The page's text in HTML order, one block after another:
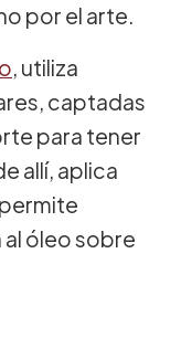
por el arte.
, utiliza
captadas
para tener
allí, aplica
al óleo sobre